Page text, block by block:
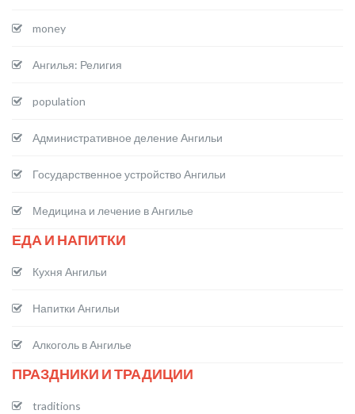
money
Ангилья: Религия
population
Административное деление Ангильи
Государственное устройство Ангильи
Медицина и лечение в Ангилье
ЕДА И НАПИТКИ
Кухня Ангильи
Напитки Ангильи
Алкоголь в Ангилье
ПРАЗДНИКИ И ТРАДИЦИИ
traditions